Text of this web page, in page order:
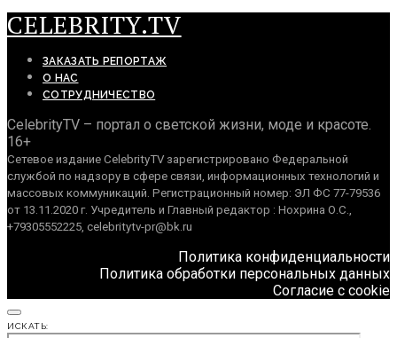
CELEBRITY.TV
ЗАКАЗАТЬ РЕПОРТАЖ
О НАС
СОТРУДНИЧЕСТВО
CelebrityTV – портал о светской жизни, моде и красоте.
16+
Сетевое издание CelebrityTV зарегистрировано Федеральной
службой по надзору в сфере связи, информационных технологий и
массовых коммуникаций. Регистрационный номер: ЭЛ ФС 77-79536
от 13.11.2020 г. Учредитель и Главный редактор : Нохрина О.С.,
+79305552225, celebritytv-pr@bk.ru
Политика конфиденциальности
Политика обработки персональных данных
Согласие с cookie
ИСКАТЬ: